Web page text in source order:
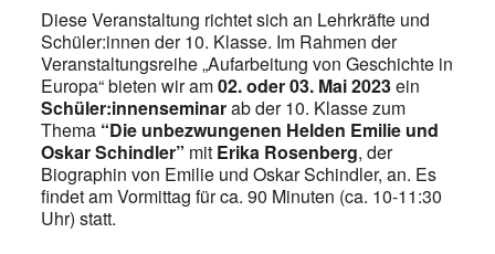
Diese Veranstaltung richtet sich an Lehrkräfte und
Schüler:innen der 10. Klasse. Im Rahmen der
Veranstaltungsreihe „Aufarbeitung von Geschichte in
Europa“ bieten wir am02. oder 03. Mai2023ein
Schüler:innenseminarab der 10. Klasse zum
Thema “Die unbezwungenen Helden Emilie und
Oskar Schindler” mit Erika Rosenberg, der
Biographin von Emilie und Oskar Schindler, an. Es
findet am Vormittag für ca. 90 Minuten (ca. 10-11:30
Uhr) statt.